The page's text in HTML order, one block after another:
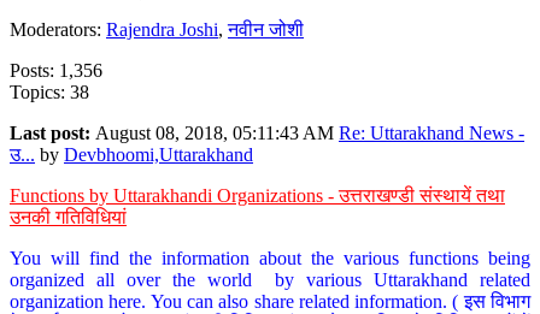
Moderators: Rajendra Joshi,नवीन जोशी
Posts: 1,356
Topics: 38
Last post: August 08, 2018, 05:11:43 AM Re: Uttarakhand News -
उ... by Devbhoomi,Uttarakhand
Functions by Uttarakhandi Organizations - उत्तराखण्डी संस्थायें तथा
उनकी गतिविधियां
You will find the information about the various functions being
organized all over the world by various Uttarakhand related
organization here. You can also share related information. ( इस विभाग